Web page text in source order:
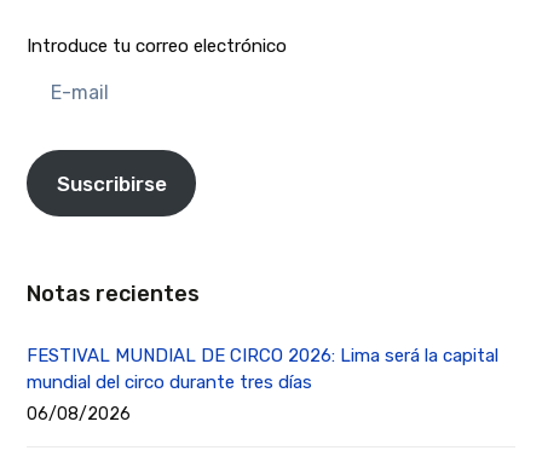
Introduce tu correo electrónico
mail
Suscribirse
Notas recientes
FESTIVAL MUNDIAL DE CIRCO 2026: Lima será la capital
mundial del circo durante tres días
06/08/2026